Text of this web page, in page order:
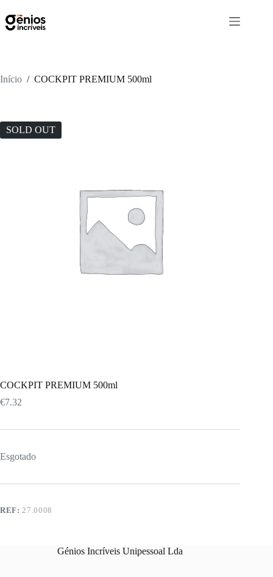
Início / COCKPIT PREMIUM 500ml
SOLD OUT
COCKPIT PREMIUM 500ml
€7.32
Esgotado
REF: 27.0008
Génios Incríveis Unipessoal Lda